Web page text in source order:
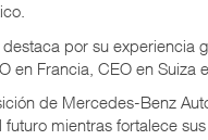
destaca por su experiencia
Francia, CEO en Suiza
de Mercedes-Benz
mientras fortalece